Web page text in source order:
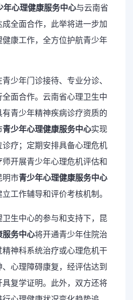
年心理健康服务中心与云南省
全面合作，此举将进一步加
康工作，全方位护航青少年
少年门诊接待、专业分诊、
面合作。云南省心理卫生中
青少年精神疾病诊疗资质的
青少年心理健康服务中心实现
疗；定期安排具备心理危机
开展青少年心理危机评估和
明市青少年心理健康服务中心
工作辅导和评价考核机制。
卫生中心的参与和支持下，昆
服务中心将开通青少年住院治
神科系统治疗或心理危机干
心理障碍康复，经评估达到
复学证明。此外，双方还将